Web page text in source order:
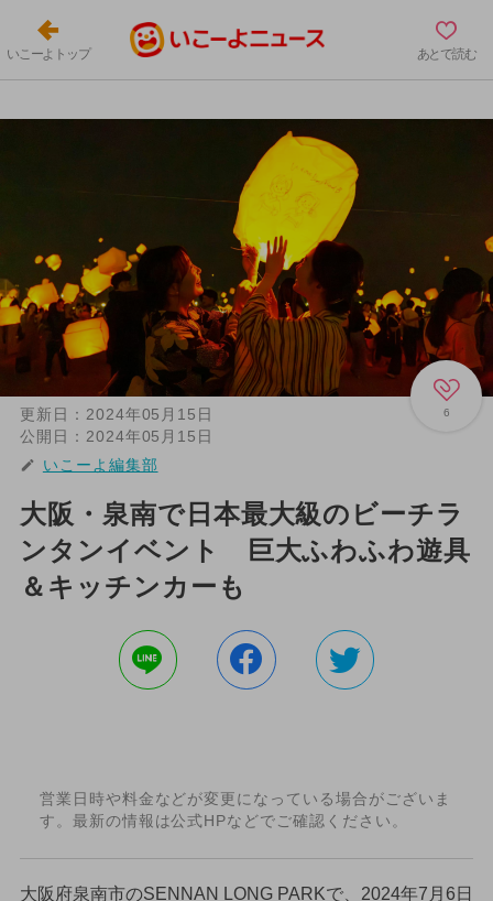
いこーよトップ あとで読む
6
更新日： 2024年05月15日
公開日： 2024年05月15日
いこーよ編集部
大阪・泉南で日本最大級のビーチラ
ンタンイベント 巨大ふわふわ遊具
＆キッチンカーも
営業日時や料金などが変更になっている場合がございま
す。最新の情報は公式HPなどでご確認ください。
大阪府泉南市のSENNAN LONG PARKで、2024年7月6日